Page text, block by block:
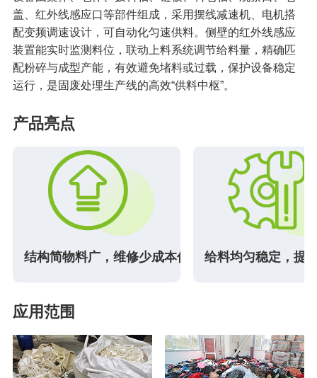
盖、红外线感应口等部件组成，采用摆线减速机、电机搭
配变频调速设计，可自动化匀速供料。侧壁的红外线感应
装置能实时监测料位，联动上料系统调节给料量，精确匹
配粉碎与成型产能，有效避免堵料或过载，保护设备稳定
运行，是固废处理生产线的高效“供料中枢”。
产品亮点
结构简物料广，维修少成本低 给料均匀稳定，提
应用范围